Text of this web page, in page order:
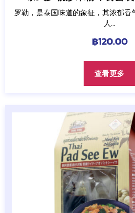
罗勒，是泰国味道的象征，其浓郁香
人...
฿120.00
查看更多